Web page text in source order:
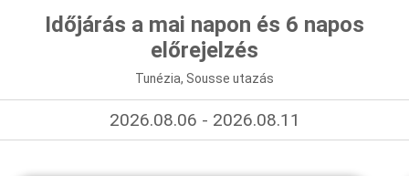
Időjárás a mai napon és 6 napos
előrejelzés
Tunézia, Sousse utazás
2026.08.06 - 2026.08.11